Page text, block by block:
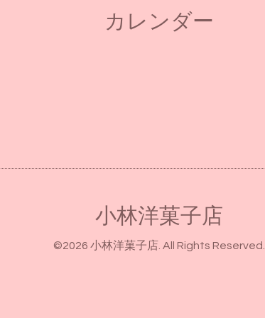
カレンダー
小林洋菓子店
©2026 小林洋菓子店. All Rights Reserved.